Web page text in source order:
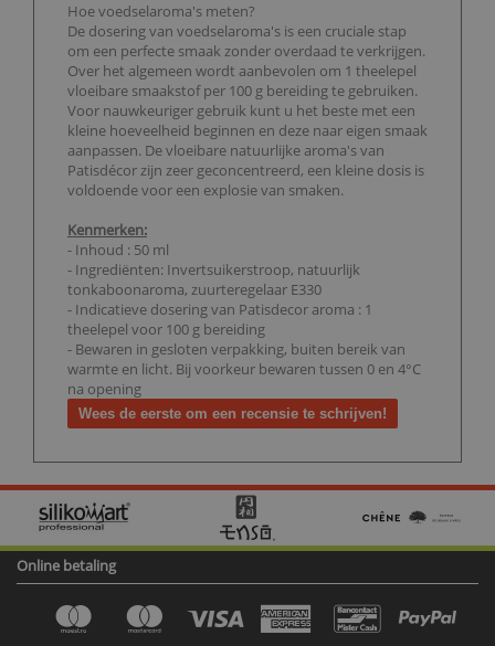
Hoe voedselaroma's meten?
De dosering van voedselaroma's is een cruciale stap
om een perfecte smaak zonder overdaad te verkrijgen.
Over het algemeen wordt aanbevolen om 1 theelepel
vloeibare smaakstof per 100 g bereiding te gebruiken.
Voor nauwkeuriger gebruik kunt u het beste met een
kleine hoeveelheid beginnen en deze naar eigen smaak
aanpassen. De vloeibare natuurlijke aroma's van
Patisdécor zijn zeer geconcentreerd, een kleine dosis is
voldoende voor een explosie van smaken.
Kenmerken:
- Inhoud : 50 ml
- Ingrediënten: Invertsuikerstroop, natuurlijk
tonkaboonaroma, zuurteregelaar E330
- Indicatieve dosering van Patisdecor aroma : 1
theelepel voor 100 g bereiding
- Bewaren in gesloten verpakking, buiten bereik van
warmte en licht. Bij voorkeur bewaren tussen 0 en 4°C
na opening
Wees de eerste om een recensie te schrijven!
Online betaling